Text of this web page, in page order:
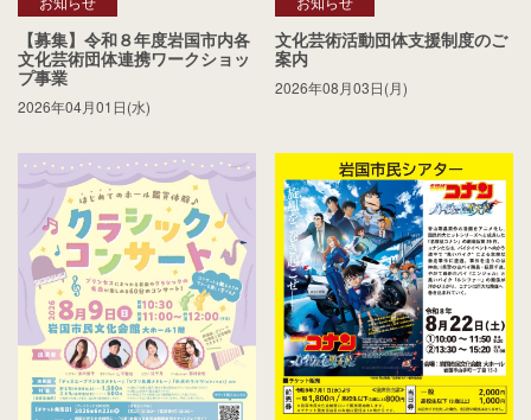
【募集】令和８年度岩国市内各
文化芸術団体連携ワークショッ
プ事業
2026年04月01日(水)
文化芸術活動団体支援制度のご
案内
2026年08月03日(月)